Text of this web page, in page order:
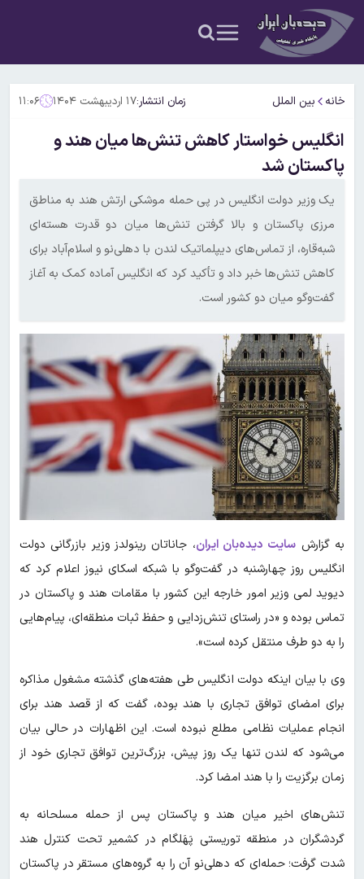
خانه بین الملل زمان انتشار:۱۷ اردیبهشت ۱۴۰۴ ۱۱:۰۶
انگلیس خواستار کاهش تنش‌ها میان هند و
پاکستان شد
یک وزیر دولت انگلیس در پی حمله موشکی ارتش هند به مناطق
مرزی پاکستان و بالا گرفتن تنش‌ها میان دو قدرت هسته‌ای
شبه‌قاره، از تماس‌های دیپلماتیک لندن با دهلی‌نو و اسلام‌آباد برای
کاهش تنش‌ها خبر داد و تأکید کرد که انگلیس آماده کمک به آغاز
گفت‌وگو میان دو کشور است.
به گزارش سایت دیده‌بان ایران، جاناتان رینولدز وزیر بازرگانی دولت
انگلیس روز چهارشنبه در گفت‌وگو با شبکه اسکای نیوز اعلام کرد که
دیوید لمی وزیر امور خارجه این کشور با مقامات هند و پاکستان در
تماس بوده و «در راستای تنش‌زدایی و حفظ ثبات منطقه‌ای، پیام‌هایی
را به دو طرف منتقل کرده است».
وی با بیان اینکه دولت انگلیس طی هفته‌های گذشته مشغول مذاکره
برای امضای توافق تجاری با هند بوده، گفت که از قصد هند برای
انجام عملیات نظامی مطلع نبوده است. این اظهارات در حالی بیان
می‌شود که لندن تنها یک روز پیش، بزرگ‌ترین توافق تجاری خود از
زمان برگزیت را با هند امضا کرد.
تنش‌های اخیر میان هند و پاکستان پس از حمله مسلحانه به
گردشگران در منطقه توریستی پَهَلگام در کشمیر تحت کنترل هند
شدت گرفت؛ حمله‌ای که دهلی‌نو آن را به گروه‌های مستقر در پاکستان